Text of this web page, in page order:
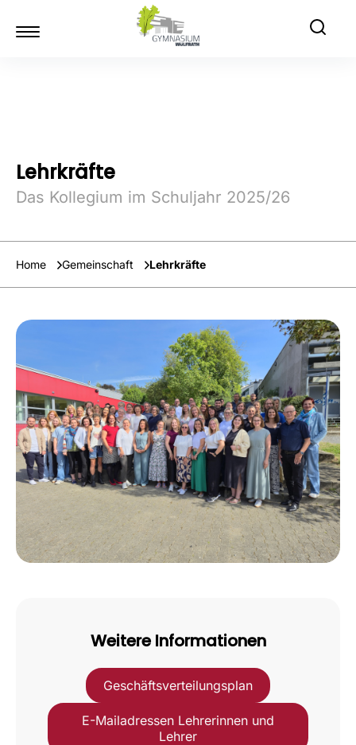
Lehrkräfte
Das Kollegium im Schuljahr 2025/26
Home Gemeinschaft Lehrkräfte
Weitere Informationen
Geschäftsverteilungsplan
E-Mailadressen Lehrerinnen und
Lehrer